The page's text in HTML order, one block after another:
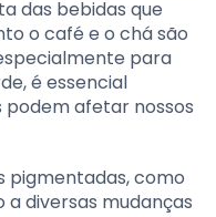
das bebidas que
o café e o chá são
para
é essencial
afetar nossos
pigmentadas, como
a diversas mudanças